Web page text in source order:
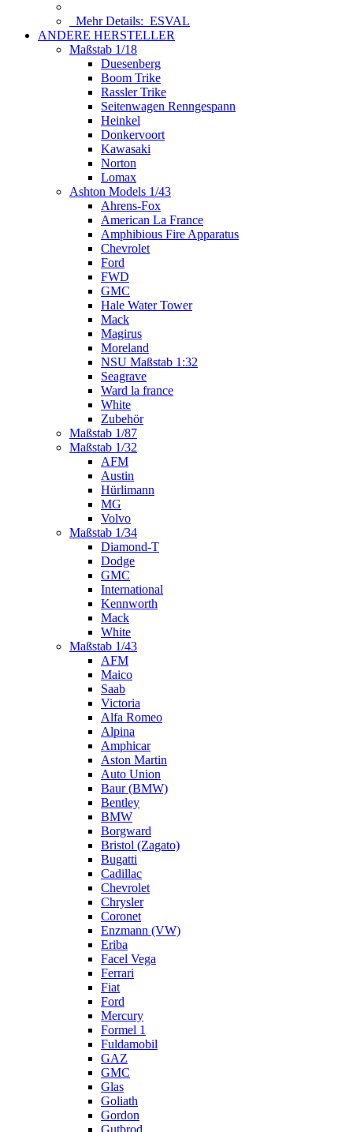
Mehr Details: ESVAL
ANDERE HERSTELLER
Maßstab 1/18
Duesenberg
Boom Trike
Rassler Trike
Seitenwagen Renngespann
Heinkel
Donkervoort
Kawasaki
Norton
Lomax
Ashton Models 1/43
Ahrens-Fox
American La France
Amphibious Fire Apparatus
Chevrolet
Ford
FWD
GMC
Hale Water Tower
Mack
Magirus
Moreland
NSU Maßstab 1:32
Seagrave
Ward la france
White
Zubehör
Maßstab 1/87
Maßstab 1/32
AFM
Austin
Hürlimann
MG
Volvo
Maßstab 1/34
Diamond-T
Dodge
GMC
International
Kennworth
Mack
White
Maßstab 1/43
AFM
Maico
Saab
Victoria
Alfa Romeo
Alpina
Amphicar
Aston Martin
Auto Union
Baur (BMW)
Bentley
BMW
Borgward
Bristol (Zagato)
Bugatti
Cadillac
Chevrolet
Chrysler
Coronet
Enzmann (VW)
Eriba
Facel Vega
Ferrari
Fiat
Ford
Mercury
Formel 1
Fuldamobil
GAZ
GMC
Glas
Goliath
Gordon
Gutbrod